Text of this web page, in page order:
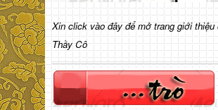
Xin click vào đây để mở trang giới thiệu
Thầy Cô